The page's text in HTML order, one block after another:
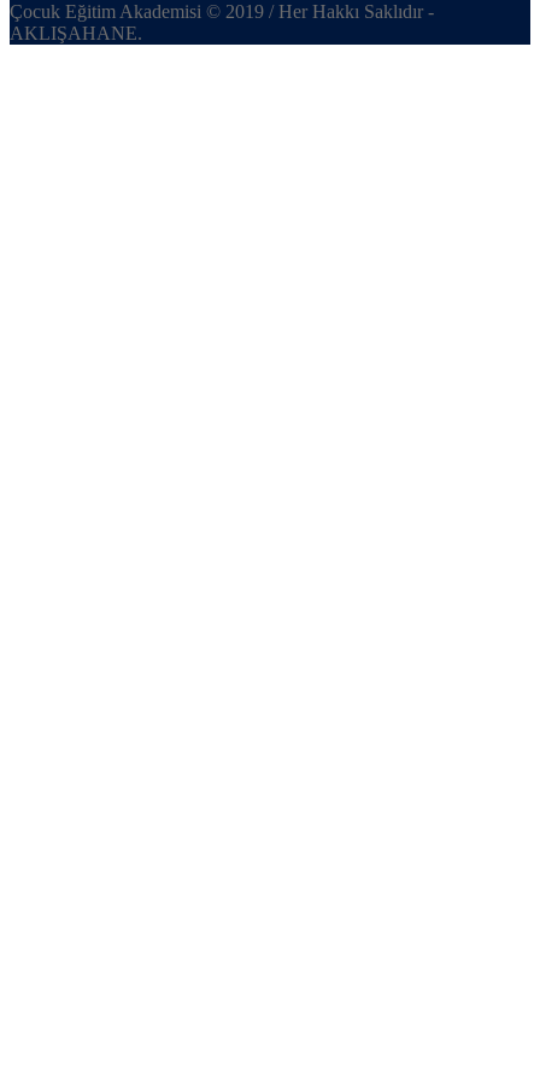
Çocuk Eğitim Akademisi © 2019 / Her Hakkı Saklıdır -
AKLIŞAHANE.